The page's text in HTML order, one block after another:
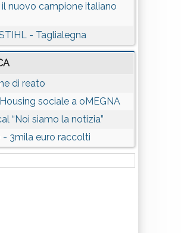
nuovo campione italiano
- Taglialegna
di reato
sociale a oMEGNA
“Noi siamo la notizia”
- 3mila euro raccolti